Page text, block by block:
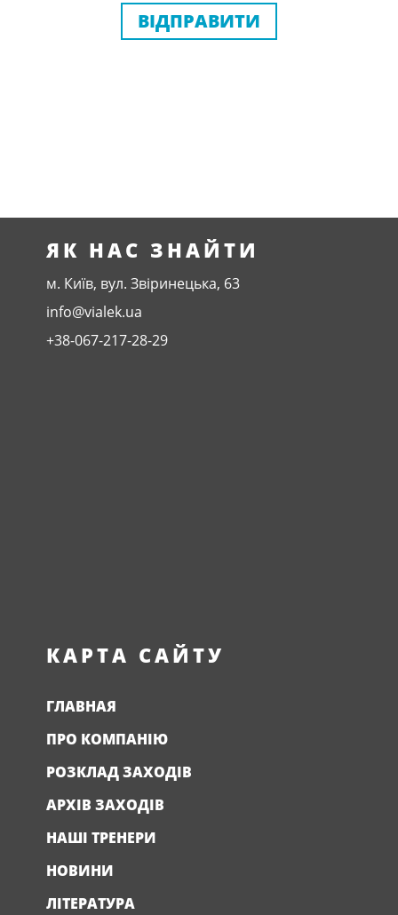
ВІДПРАВИТИ
ЯК НАС ЗНАЙТИ
м. Київ, вул. Звіринецька, 63
info@vialek.ua
+38-067-217-28-29
КАРТА САЙТУ
ГЛАВНАЯ
ПРО КОМПАНІЮ
РОЗКЛАД ЗАХОДІВ
АРХІВ ЗАХОДІВ
НАШІ ТРЕНЕРИ
НОВИНИ
ЛІТЕРАТУРА